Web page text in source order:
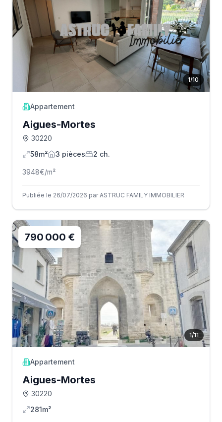
1/10
Appartement
Aigues-Mortes
30220
58m²
3 pièces 2 ch.
3948€/m²
Publiée le 26/07/2026 par ASTRUC FAMILY IMMOBILIER
1/11
790 000 €
Appartement
Aigues-Mortes
30220
281m²